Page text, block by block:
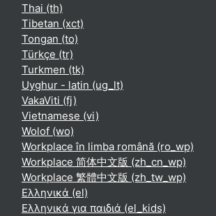
Thai ‎(th)‎
Tibetan ‎(xct)‎
Tongan ‎(to)‎
Türkçe ‎(tr)‎
Turkmen ‎(tk)‎
Uyghur - latin ‎(ug_lt)‎
VakaViti ‎(fj)‎
Vietnamese ‎(vi)‎
Wolof ‎(wo)‎
Workplace în limba română ‎(ro_wp)‎
Workplace 简体中文版 ‎(zh_cn_wp)‎
Workplace 繁體中文版 ‎(zh_tw_wp)‎
Ελληνικά ‎(el)‎
Ελληνικά για παιδιά ‎(el_kids)‎